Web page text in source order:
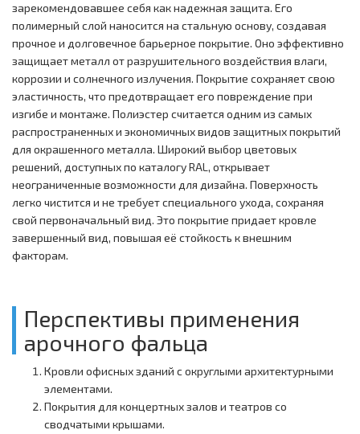
зарекомендовавшее себя как надежная защита. Его
полимерный слой наносится на стальную основу, создавая
прочное и долговечное барьерное покрытие. Оно эффективно
защищает металл от разрушительного воздействия влаги,
коррозии и солнечного излучения. Покрытие сохраняет свою
эластичность, что предотвращает его повреждение при
изгибе и монтаже. Полиэстер считается одним из самых
распространенных и экономичных видов защитных покрытий
для окрашенного металла. Широкий выбор цветовых
решений, доступных по каталогу RAL, открывает
неограниченные возможности для дизайна. Поверхность
легко чистится и не требует специального ухода, сохраняя
свой первоначальный вид. Это покрытие придает кровле
завершенный вид, повышая её стойкость к внешним
факторам.
Перспективы применения
арочного фальца
Кровли офисных зданий с округлыми архитектурными
элементами.
Покрытия для концертных залов и театров со
сводчатыми крышами.